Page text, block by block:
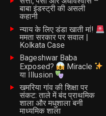
बाबा इंडस्ट्री की असली
कहानी
न्याय के लिए डंडा खाती मां!
ममता सरकार पर सवाल |
Kolkata Case
Bageshwar Baba
Exposed?
Miracle
या Illusion
खमरिया गांव की शिक्षा पर
संकट: ताले में बंद प्राथमिक
शाला और मधुशाला बनी
माध्यमिक शाला